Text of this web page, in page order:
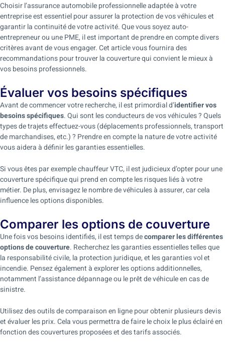
Choisir l’assurance automobile professionnelle adaptée à votre
entreprise est essentiel pour assurer la protection de vos véhicules et
garantir la continuité de votre activité. Que vous soyez auto-
entrepreneur ou une PME, il est important de prendre en compte divers
critères avant de vous engager. Cet article vous fournira des
recommandations pour trouver la couverture qui convient le mieux à
vos besoins professionnels.
Évaluer vos besoins spécifiques
Avant de commencer votre recherche, il est primordial d’identifier vos
besoins spécifiques. Qui sont les conducteurs de vos véhicules ? Quels
types de trajets effectuez-vous (déplacements professionnels, transport
de marchandises, etc.) ? Prendre en compte la nature de votre activité
vous aidera à définir les garanties essentielles.
Si vous êtes par exemple chauffeur VTC, il est judicieux d’opter pour une
couverture spécifique qui prend en compte les risques liés à votre
métier. De plus, envisagez le nombre de véhicules à assurer, car cela
influence les options disponibles.
Comparer les options de couverture
Une fois vos besoins identifiés, il est temps decomparer les différentes
options de couverture. Recherchez les garanties essentielles telles que
la responsabilité civile, la protection juridique, et les garanties vol et
incendie. Pensez également à explorer les options additionnelles,
notamment l’assistance dépannage ou le prêt de véhicule en cas de
sinistre.
Utilisez des outils de comparaison en ligne pour obtenir plusieurs devis
et évaluer les prix. Cela vous permettra de faire le choix le plus éclairé en
fonction des couvertures proposées et des tarifs associés.